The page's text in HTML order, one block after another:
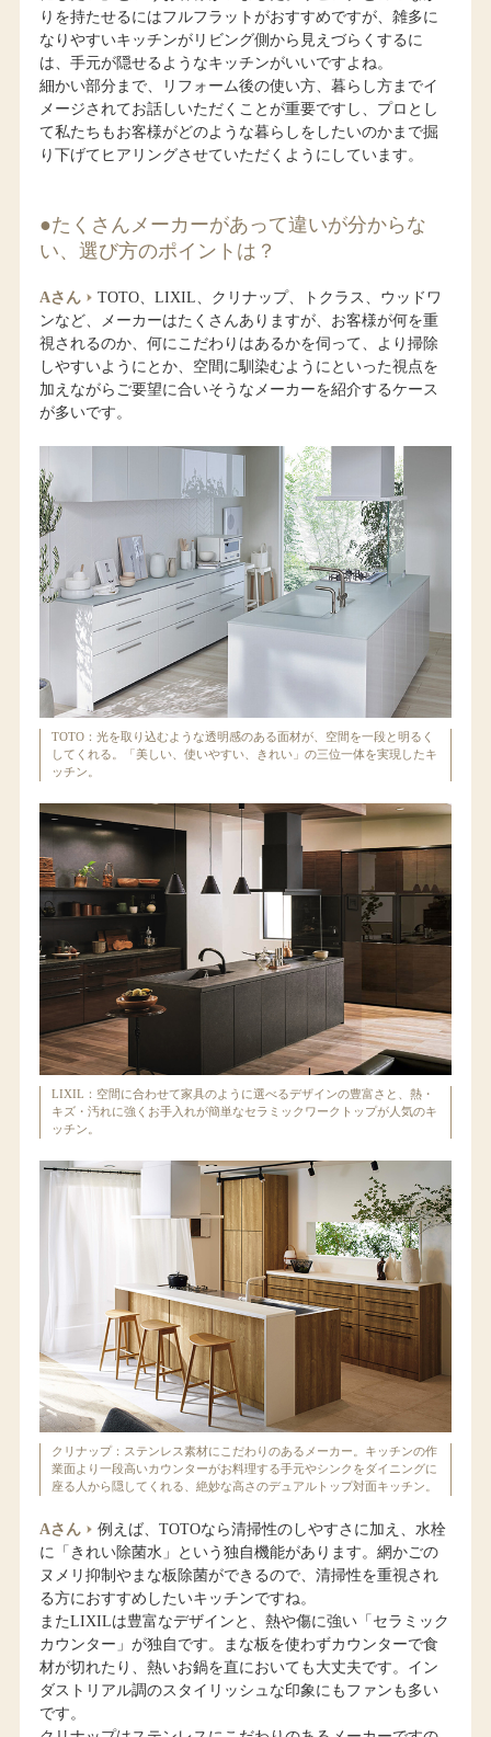
りを持たせるにはフルフラットがおすすめですが、雑多に
なりやすいキッチンがリビング側から見えづらくするに
は、手元が隠せるようなキッチンがいいですよね。
細かい部分まで、リフォーム後の使い方、暮らし方までイ
メージされてお話しいただくことが重要ですし、プロとし
て私たちもお客様がどのような暮らしをしたいのかまで掘
り下げてヒアリングさせていただくようにしています。
●たくさんメーカーがあって違いが分からな
い、選び方のポイントは？
Aさん
TOTO、LIXIL、クリナップ、トクラス、ウッドワ
ンなど、メーカーはたくさんありますが、お客様が何を重
視されるのか、何にこだわりはあるかを伺って、より掃除
しやすいようにとか、空間に馴染むようにといった視点を
加えながらご要望に合いそうなメーカーを紹介するケース
が多いです。
TOTO：光を取り込むような透明感のある面材が、空間を一段と明るく
してくれる。「美しい、使いやすい、きれい」の三位一体を実現したキ
ッチン。
LIXIL：空間に合わせて家具のように選べるデザインの豊富さと、熱・
キズ・汚れに強くお手入れが簡単なセラミックワークトップが人気のキ
ッチン。
クリナップ：ステンレス素材にこだわりのあるメーカー。キッチンの作
業面より一段高いカウンターがお料理する手元やシンクをダイニングに
座る人から隠してくれる、絶妙な高さのデュアルトップ対面キッチン。
Aさん
例えば、TOTOなら清掃性のしやすさに加え、水栓
に「きれい除菌水」という独自機能があります。網かごの
ヌメリ抑制やまな板除菌ができるので、清掃性を重視され
る方におすすめしたいキッチンですね。
またLIXILは豊富なデザインと、熱や傷に強い「セラミック
カウンター」が独自です。まな板を使わずカウンターで食
材が切れたり、熱いお鍋を直においても大丈夫です。イン
ダストリアル調のスタイリッシュな印象にもファンも多い
です。